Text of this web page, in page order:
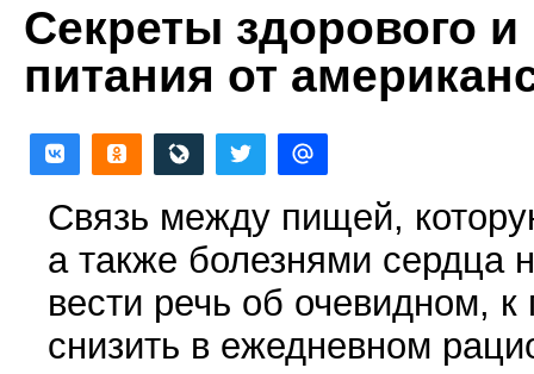
Секреты здорового
питания от
Связь между пищей,
а также болезнями сердца
вести речь об очевидном,
снизить в ежедневном